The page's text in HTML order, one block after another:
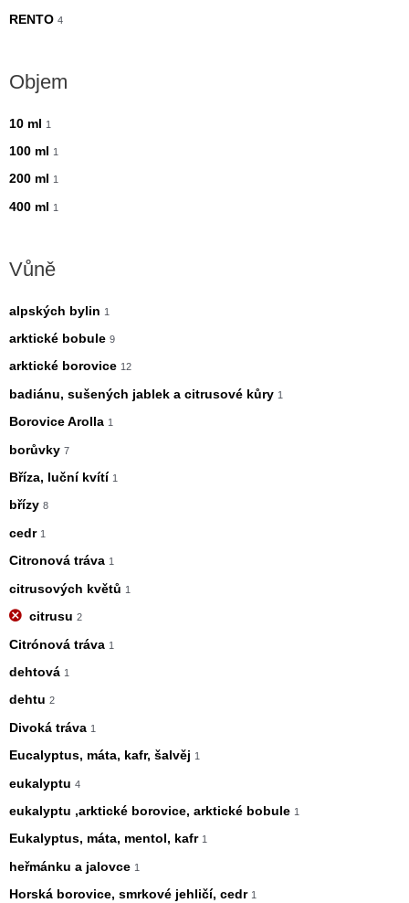
RENTO 4
Objem
10 ml 1
100 ml 1
200 ml 1
400 ml 1
Vůně
alpských bylin 1
arktické bobule 9
arktické borovice 12
badiánu, sušených jablek a citrusové kůry 1
Borovice Arolla 1
borůvky 7
Bříza, luční kvítí 1
břízy 8
cedr 1
Citronová tráva 1
citrusových květů 1
citrusu 2
Citrónová tráva 1
dehtová 1
dehtu 2
Divoká tráva 1
Eucalyptus, máta, kafr, šalvěj 1
eukalyptu 4
eukalyptu ,arktické borovice, arktické bobule 1
Eukalyptus, máta, mentol, kafr 1
heřmánku a jalovce 1
Horská borovice, smrkové jehličí, cedr 1